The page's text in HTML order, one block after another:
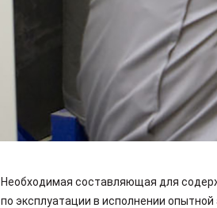
Необходимая составляющая для
по эксплуатации в исполнении